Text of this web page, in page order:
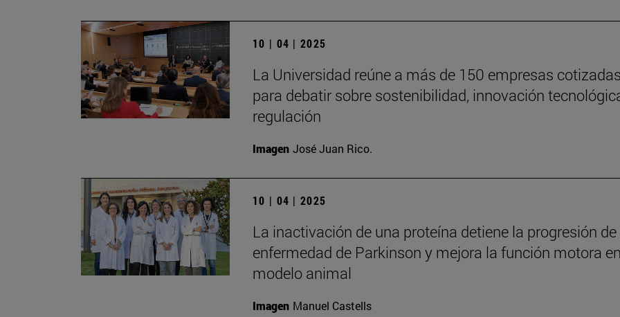
10 | 04 | 2025
La Universidad reúne a más de 150 empresas
para debatir sobre sostenibilidad, innovación
regulación
Imagen José Juan Rico.
10 | 04 | 2025
La inactivación de una proteína detiene la progresión de
enfermedad de Parkinson y mejora la función motora
modelo animal
Imagen Manuel Castells